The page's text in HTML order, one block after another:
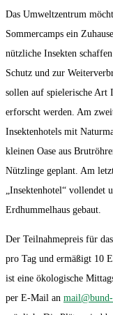
Das Umweltzentrum
Sommercamps ein
nützliche Insekten
Schutz und zur
sollen auf spielerische Art
erforscht werden. Am
Insektenhotels mit
kleinen Oase aus
Nützlinge geplant. Am
„Insektenhotel“ vollendet
Erdhummelhaus gebaut.
Der Teilnahmepreis für
pro Tag und ermäßigt 10
ist eine ökologische
per E-Mail an